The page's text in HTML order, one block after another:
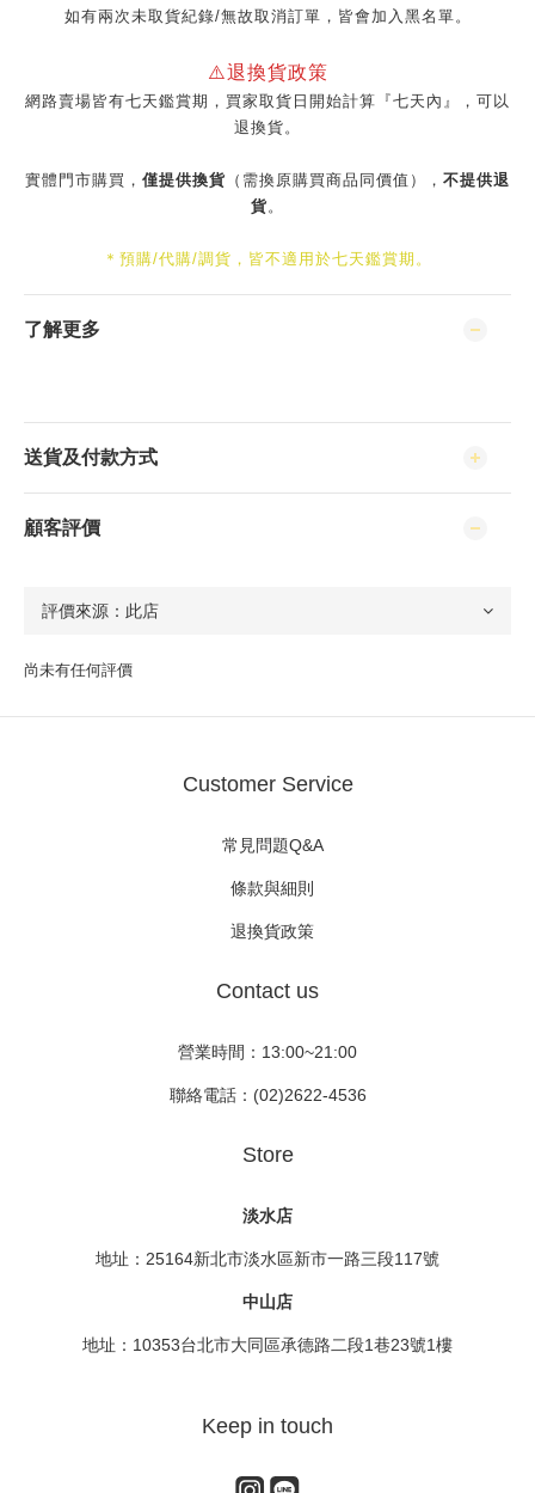
如有兩次未取貨紀錄/無故取消訂單，皆會加入黑名單。
⚠️退換貨政策
網路賣場皆有七天鑑賞期，買家取貨日開始計算『七天內』，可以
退換貨。
實體門市購買， 僅提供換貨 （需換原購買商品同價值）， 不提供退
貨。
＊預購/代購/調貨，皆不適用於七天鑑賞期。
了解更多
送貨及付款方式
顧客評價
尚未有任何評價
Customer Service
常見問題Q&A
條款與細則
退換貨政策
Contact us
營業時間：13:00~21:00
聯絡電話：(02)2622-4536
Store
淡水店
地址：25164新北市淡水區新市一路三段117號
中山店
地址：10353台北市大同區承德路二段1巷23號1樓
Keep in touch